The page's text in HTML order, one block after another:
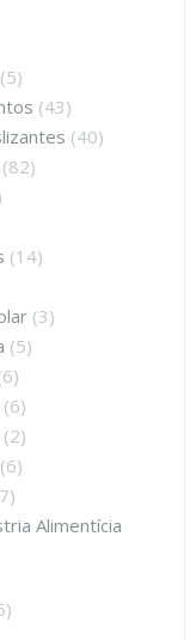
(5)
(43)
(40)
(82)
(14)
(3)
(5)
(6)
(2)
(6)
Alimentícia